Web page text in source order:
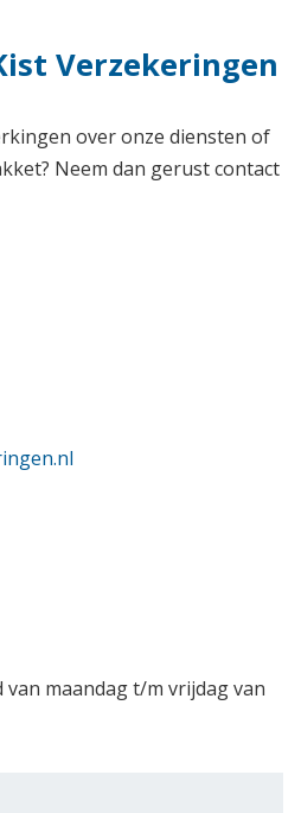
Verzekeringen
over onze diensten of
Neem dan gerust contact
maandag t/m vrijdag van